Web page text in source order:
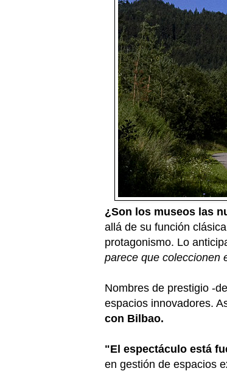
¿Son los museos las
allá de su función
protagonismo. Lo
parece que coleccionen
Nombres de prestigio -de
espacios innovadores.
con Bilbao.
"El espectáculo está
en gestión de espacios